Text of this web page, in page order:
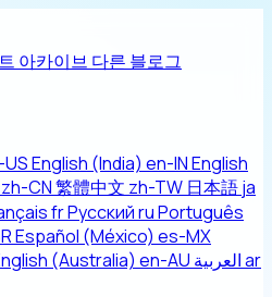
아카이브 다른 블로그
English (India) en-INEnglish
zh-CN繁體中文 zh-TW 日本語ja
frРусскийruPortuguês
Español (México) es-MX
(Australia) en-AU العربيةar